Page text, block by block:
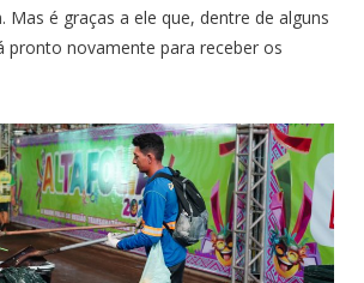
Mas é graças a ele que, dentre de alguns
pronto novamente para receber os